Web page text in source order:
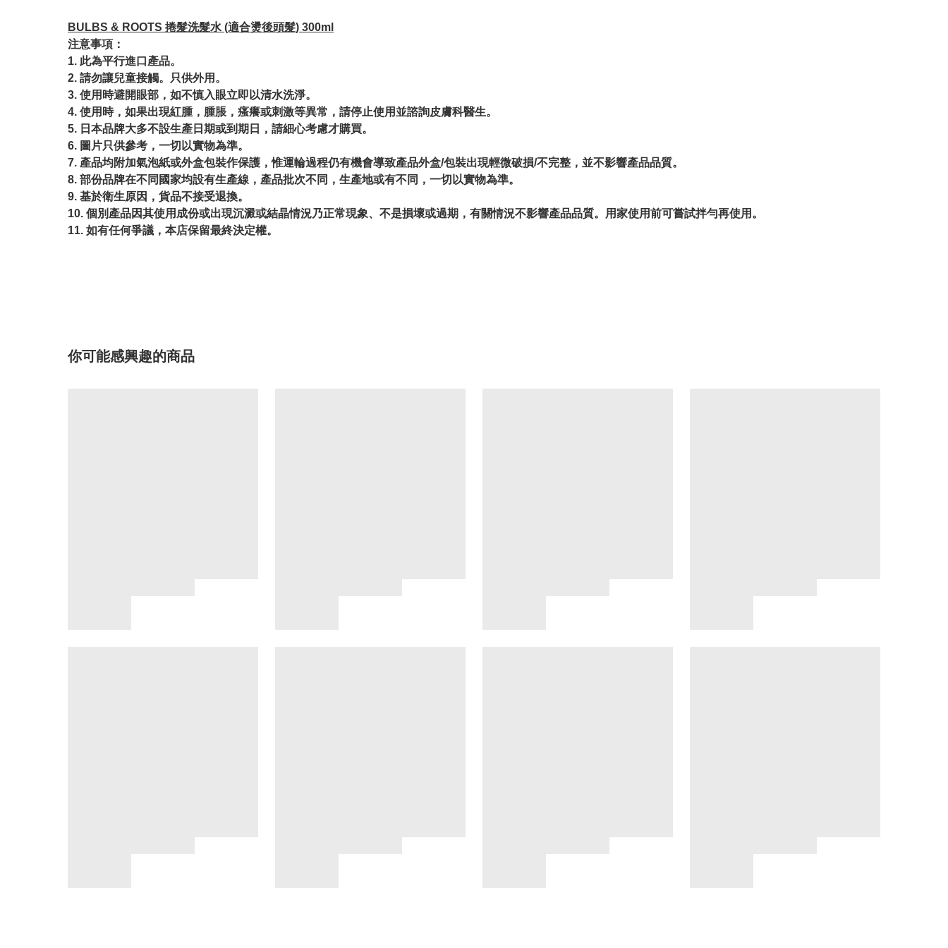
BULBS & ROOTS 捲髮洗髮水 (適合燙後頭髮) 300ml
注意事項：
1. 此為平行進口產品。
2. 請勿讓兒童接觸。只供外用。
3. 使用時避開眼部，如不慎入眼立即以清水洗淨。
4. 使用時，如果出現紅腫，腫脹，瘙癢或刺激等異常，請停止使用並諮詢皮膚科醫生。
5. 日本品牌大多不設生產日期或到期日，請細心考慮才購買。
6. 圖片只供參考，一切以實物為準。
7. 產品均附加氣泡紙或外盒包裝作保護，惟運輪過程仍有機會導致產品外盒/包裝出現輕微破損/不完整，並不影響產品品質。
8. 部份品牌在不同國家均設有生產線，產品批次不同，生產地或有不同，一切以實物為準。
9. 基於衛生原因，貨品不接受退換。
10. 個別產品因其使用成份或出現沉澱或結晶情況乃正常現象、不是損壞或過期，有關情況不影響產品品質。用家使用前可嘗試拌勻再使用。
11. 如有任何爭議，本店保留最終決定權。
你可能感興趣的商品